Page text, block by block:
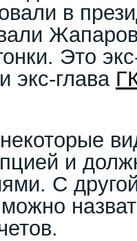
в
Это
экс-глава
и
С